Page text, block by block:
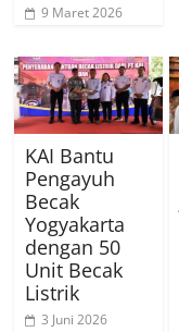
9 Maret 2026
KAI Bantu
Pengayuh
Becak
Yogyakarta
dengan 50
Unit Becak
Listrik
3 Juni 2026